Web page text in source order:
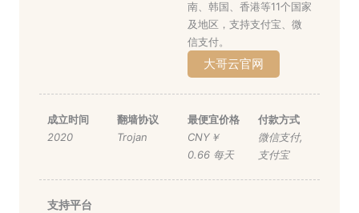
南、韩国、香港等11个国家
及地区，支持支付宝、微
信支付。
大哥云官网
成立时间
2020
翻墙协议
Trojan
最便宜价格
CNY￥
0.66 每天
付款方式
微信支付,
支付宝
支持平台